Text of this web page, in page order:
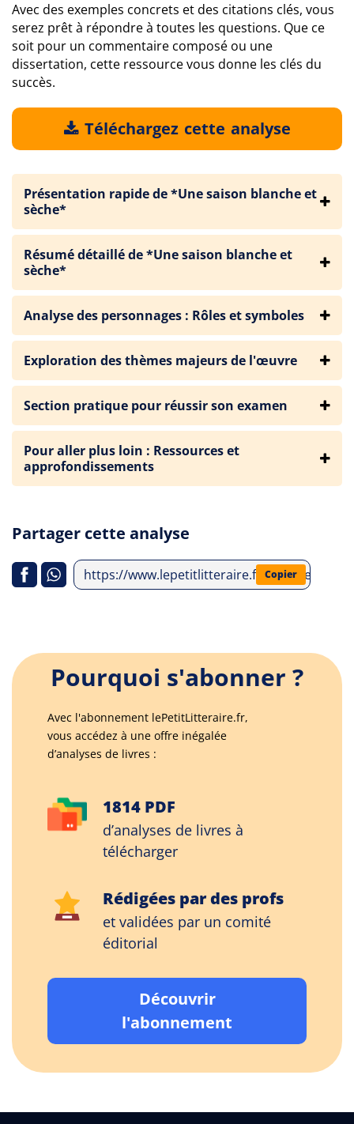
Avec des exemples concrets et des citations clés, vous
serez prêt à répondre à toutes les questions. Que ce
soit pour un commentaire composé ou une
dissertation, cette ressource vous donne les clés du
succès.
Téléchargez cette analyse
Présentation rapide de *Une saison blanche et
sèche*
Résumé détaillé de *Une saison blanche et
sèche*
Analyse des personnages : Rôles et symboles
Exploration des thèmes majeurs de l'œuvre
Section pratique pour réussir son examen
Pour aller plus loin : Ressources et
approfondissements
Partager cette analyse
https://www.lepetitlitteraire.fr/analyses-
Copier
Pourquoi s'abonner ?
Avec l'abonnement lePetitLitteraire.fr,
vous accédez à une offre inégalée
d’analyses de livres :
1814 PDF
d’analyses de livres à
télécharger
Rédigées par des profs
et validées par un comité
éditorial
Découvrir
l'abonnement